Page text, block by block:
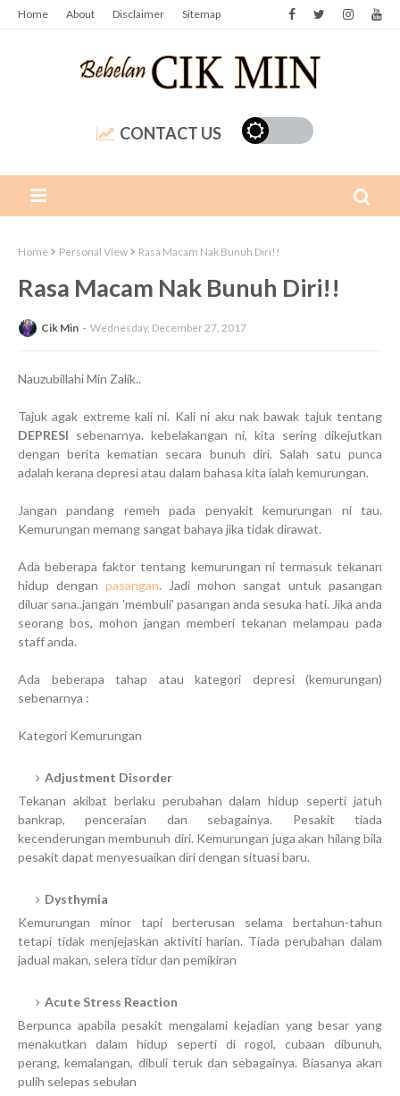
Home About Disclaimer Sitemap
CONTACT US
Home Personal View Rasa Macam Nak Bunuh Diri!!
Rasa Macam Nak Bunuh Diri!!
Cik Min Wednesday, December 27, 2017
Nauzubillahi Min Zalik..
Tajuk agak extreme kali ni. Kali ni aku nak bawak tajuk tentang
DEPRESI sebenarnya. kebelakangan ni, kita sering dikejutkan
dengan berita kematian secara bunuh diri. Salah satu punca
adalah kerana depresi atau dalam bahasa kita ialah kemurungan.
Jangan pandang remeh pada penyakit kemurungan ni tau.
Kemurungan memang sangat bahaya jika tidak dirawat.
Ada beberapa faktor tentang kemurungan ni termasuk tekanan
hidup dengan pasangan. Jadi mohon sangat untuk pasangan
diluar sana..jangan 'membuli' pasangan anda sesuka hati. Jika anda
seorang bos, mohon jangan memberi tekanan melampau pada
staff anda.
Ada beberapa tahap atau kategori depresi (kemurungan)
sebenarnya :
Kategori Kemurungan
Adjustment Disorder
Tekanan akibat berlaku perubahan dalam hidup seperti jatuh
bankrap, penceraian dan sebagainya. Pesakit tiada
kecenderungan membunuh diri. Kemurungan juga akan hilang bila
pesakit dapat menyesuaikan diri dengan situasi baru.
Dysthymia
Kemurungan minor tapi berterusan selama bertahun-tahun
tetapi tidak menjejaskan aktiviti harian. Tiada perubahan dalam
jadual makan, selera tidur dan pemikiran
Acute Stress Reaction
Berpunca apabila pesakit mengalami kejadian yang besar yang
menakutkan dalam hidup seperti di rogol, cubaan dibunuh,
perang, kemalangan, dibuli teruk dan sebagainya. Biasanya akan
pulih selepas sebulan